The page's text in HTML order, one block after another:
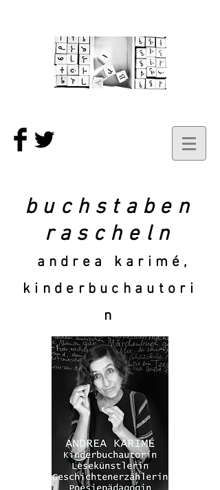
buchstaben
rascheln
andrea karimé,
kinderbuchautori
n